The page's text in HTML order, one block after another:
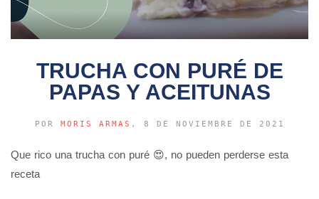
TRUCHA CON PURÉ DE
PAPAS Y ACEITUNAS
POR MORIS ARMAS , 8 DE NOVIEMBRE DE 2021
Que rico una trucha con puré 😍, no pueden perderse esta
receta